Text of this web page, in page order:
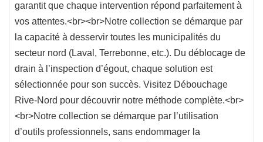
garantit que chaque intervention répond parfaitement à
vos attentes.<br><br>Notre collection se démarque par
la capacité à desservir toutes les municipalités du
secteur nord (Laval, Terrebonne, etc.). Du déblocage de
drain à l’inspection d’égout, chaque solution est
sélectionnée pour son succès. Visitez Débouchage
Rive-Nord pour découvrir notre méthode complète.<br>
<br>Notre collection se démarque par l’utilisation
d’outils professionnels, sans endommager la